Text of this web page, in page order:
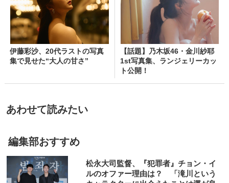
伊藤彩沙、20代ラストの写真
集で見せた“大人の甘さ”
【話題】乃木坂46・金川紗耶
1st写真集、ランジェリーカッ
ト公開！
あわせて読みたい
編集部おすすめ
松永大司監督、『犯罪者』チョン・イ
ルのオファー理由は？ 「滝川という